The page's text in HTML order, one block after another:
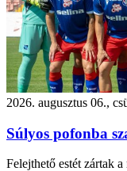
2026. augusztus 06.,
Súlyos pofonba
Felejthető estét zártak